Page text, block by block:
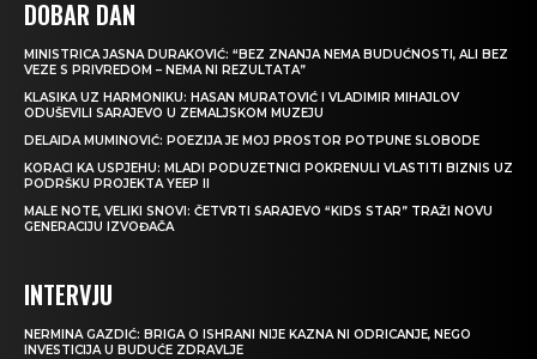
DOBAR DAN
MINISTRICA JASNA DURAKOVIĆ: “BEZ ZNANJA NEMA BUDUĆNOSTI, ALI BEZ
VEZE S PRIVREDOM – NEMA NI REZULTATA”
KLASIKA UZ HARMONIKU: HASAN MURATOVIĆ I VLADIMIR MIHAJLOV
ODUŠEVILI SARAJEVO U ZEMALJSKOM MUZEJU
DELAIDA MUMINOVIĆ: POEZIJA JE MOJ PROSTOR POTPUNE SLOBODE
KORACI KA USPJEHU: MLADI PODUZETNICI POKRENULI VLASTITI BIZNIS UZ
PODRŠKU PROJEKTA YEEP II
MALE NOTE, VELIKI SNOVI: ČETVRTI SARAJEVO “KIDS STAR” TRAŽI NOVU
GENERACIJU IZVOĐAČA
INTERVJU
NERMINA GAZDIĆ: BRIGA O ISHRANI NIJE KAZNA NI ODRICANJE, NEGO
INVESTICIJA U BUDUĆE ZDRAVLJE